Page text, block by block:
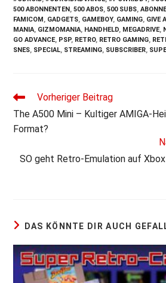
500 ABONNENTEN, 500 ABOS, 500 SUBS,
FAMICOM, GADGETS, GAMEBOY, GAMING, GIVE
MANIA, GIZMOMANIA, HANDHELD, MEGADRIVE,
GO ADVANCE, PSP, RETRO, RETRO GAMING,
SNES, SPECIAL, STREAMING, SUBSCRIBER,
Weitere
ansehen
Vorheriger Beitrag
The A500 Mini – Kultiger AMIGA-
Format?
SO geht Retro-Emulation auf
DAS KÖNNTE DIR AUCH